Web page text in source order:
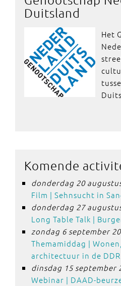
Duitsland
Het
Komende
donderdag 20
Film | Sehnsucht in
donderdag 27
Long Table Talk |
zondag 6 september
Themamiddag |
architectuur in de DDR
dinsdag 15 september
Webinar | DAAD-